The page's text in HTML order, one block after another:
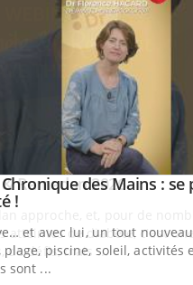
Chronique des Mains :
!Youtube
et avec lui, un tout nouveau
plage, piscine, soleil,
sont ...
Ramadan 2026Youtube
approche, et, pour de
atteintes de diabète, c'est
de défis, mais ...